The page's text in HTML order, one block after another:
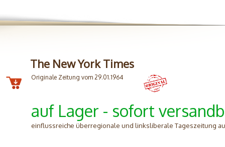
The New York Times
Originale Zeitung vom 29.01.1964
auf Lager - sofort
einflussreiche überregionale und linksliberale Tageszeitung